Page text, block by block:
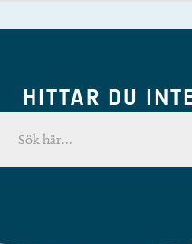
HITTAR DU